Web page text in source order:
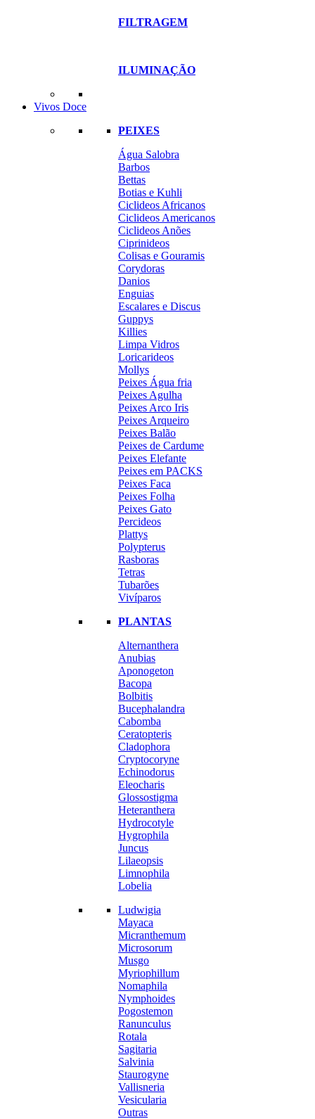
FILTRAGEM
ILUMINAÇÃO
Vivos Doce
PEIXES
Água Salobra
Barbos
Bettas
Botias e Kuhli
Ciclideos Africanos
Ciclideos Americanos
Ciclideos Anões
Ciprinideos
Colisas e Gouramis
Corydoras
Danios
Enguias
Escalares e Discus
Guppys
Killies
Limpa Vidros
Loricarideos
Mollys
Peixes Água fria
Peixes Agulha
Peixes Arco Iris
Peixes Arqueiro
Peixes Balão
Peixes de Cardume
Peixes Elefante
Peixes em PACKS
Peixes Faca
Peixes Folha
Peixes Gato
Percideos
Plattys
Polypterus
Rasboras
Tetras
Tubarões
Vivíparos
PLANTAS
Alternanthera
Anubias
Aponogeton
Bacopa
Bolbitis
Bucephalandra
Cabomba
Ceratopteris
Cladophora
Cryptocoryne
Echinodorus
Eleocharis
Glossostigma
Heteranthera
Hydrocotyle
Hygrophila
Juncus
Lilaeopsis
Limnophila
Lobelia
Ludwigia
Mayaca
Micranthemum
Microsorum
Musgo
Myriophillum
Nomaphila
Nymphoides
Pogostemon
Ranunculus
Rotala
Sagitaria
Salvinia
Staurogyne
Vallisneria
Vesicularia
Outras